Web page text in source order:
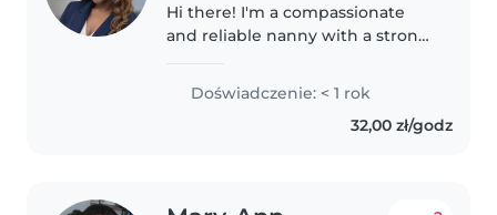
Hi there! I'm a compassionate
and reliable nanny with a strong
naturally to me, and I strive to
create a warm, safe, and
Doświadczenie: < 1 rok
32,00 zł/godz